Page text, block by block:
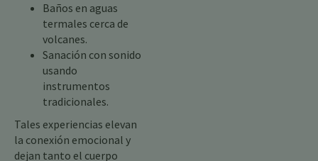
Baños en aguas
termales cerca de
volcanes.
Sanación con sonido
usando
instrumentos
tradicionales.
Tales experiencias elevan
la conexión emocional y
dejan tanto el cuerpo